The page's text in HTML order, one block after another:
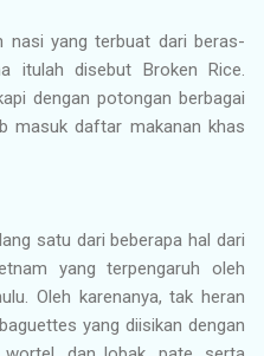
nasi yang terbuat dari beras-
itulah disebut Broken Rice.
dengan potongan berbagai
masuk daftar makanan khas
satu dari beberapa hal dari
yang terpengaruh oleh
Oleh karenanya, tak heran
yang diisikan dengan